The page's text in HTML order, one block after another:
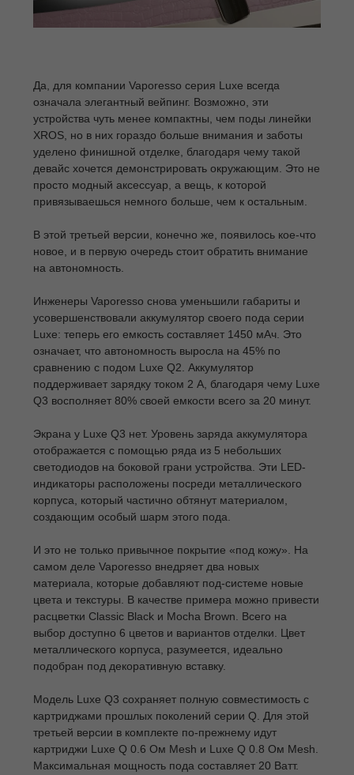
Да, для компании Vaporesso серия Luxe всегда
означала элегантный вейпинг. Возможно, эти
устройства чуть менее компактны, чем поды линейки
XROS, но в них гораздо больше внимания и заботы
уделено финишной отделке, благодаря чему такой
девайс хочется демонстрировать окружающим. Это не
просто модный аксессуар, а вещь, к которой
привязываешься немного больше, чем к остальным.
В этой третьей версии, конечно же, появилось кое-что
новое, и в первую очередь стоит обратить внимание
на автономность.
Инженеры Vaporesso снова уменьшили габариты и
усовершенствовали аккумулятор своего пода серии
Luxe: теперь его емкость составляет 1450 мАч. Это
означает, что автономность выросла на 45% по
сравнению с подом Luxe Q2. Аккумулятор
поддерживает зарядку током 2 А, благодаря чему Luxe
Q3 восполняет 80% своей емкости всего за 20 минут.
Экрана у Luxe Q3 нет. Уровень заряда аккумулятора
отображается с помощью ряда из 5 небольших
светодиодов на боковой грани устройства. Эти LED-
индикаторы расположены посреди металлического
корпуса, который частично обтянут материалом,
создающим особый шарм этого пода.
И это не только привычное покрытие «под кожу». На
самом деле Vaporesso внедряет два новых
материала, которые добавляют под-системе новые
цвета и текстуры. В качестве примера можно привести
расцветки Classic Black и Mocha Brown. Всего на
выбор доступно 6 цветов и вариантов отделки. Цвет
металлического корпуса, разумеется, идеально
подобран под декоративную вставку.
Модель Luxe Q3 сохраняет полную совместимость с
картриджами прошлых поколений серии Q. Для этой
третьей версии в комплекте по-прежнему идут
картриджи Luxe Q 0.6 Ом Mesh и Luxe Q 0.8 Ом Mesh.
Максимальная мощность пода составляет 20 Ватт.